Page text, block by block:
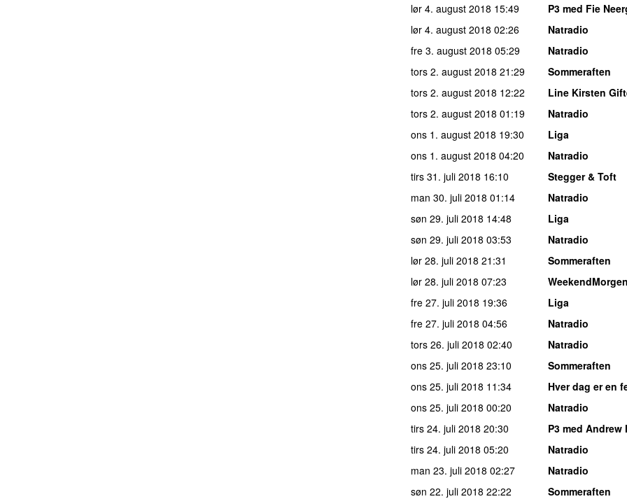
lør 4. august 2018 15:49
P3 med Fie
lør 4. august 2018 02:26
Natradio
fre 3. august 2018 05:29
Natradio
tors 2. august 2018 21:29
Sommeraften
tors 2. august 2018 12:22
Line Kirsten
tors 2. august 2018 01:19
Natradio
ons 1. august 2018 19:30
Liga
ons 1. august 2018 04:20
Natradio
tirs 31. juli 2018 16:10
Stegger & Toft
man 30. juli 2018 01:14
Natradio
søn 29. juli 2018 14:48
Liga
søn 29. juli 2018 03:53
Natradio
lør 28. juli 2018 21:31
Sommeraften
lør 28. juli 2018 07:23
WeekendMorgen
fre 27. juli 2018 19:36
Liga
fre 27. juli 2018 04:56
Natradio
tors 26. juli 2018 02:40
Natradio
ons 25. juli 2018 23:10
Sommeraften
ons 25. juli 2018 11:34
Hver dag er en
ons 25. juli 2018 00:20
Natradio
tirs 24. juli 2018 20:30
P3 med Andrew
tirs 24. juli 2018 05:20
Natradio
man 23. juli 2018 02:27
Natradio
søn 22. juli 2018 22:22
Sommeraften